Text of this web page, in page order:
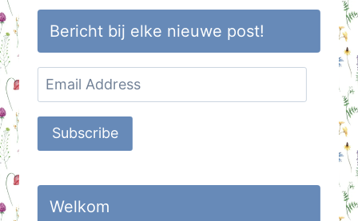
Bericht bij elke nieuwe post!
Email
Address
Subscribe
Welkom